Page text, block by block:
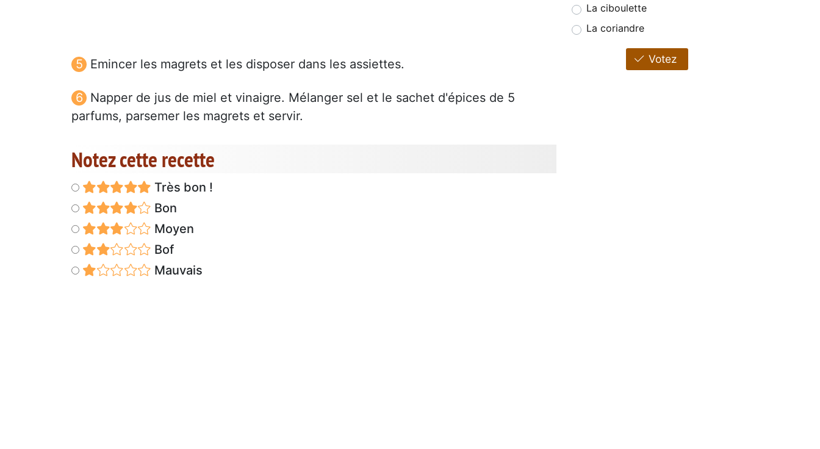
Emincer les magrets et les disposer dans les assiettes.
Napper de jus de miel et vinaigre. Mélanger sel et le sachet d'épices de 5
parfums, parsemer les magrets et servir.
Notez cette recette
Très bon !
Bon
Moyen
Bof
Mauvais
La ciboulette
La coriandre
Votez